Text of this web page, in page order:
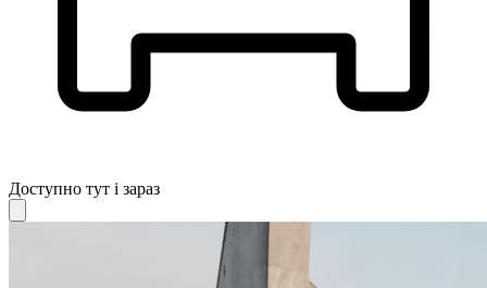
Доступно тут і зараз